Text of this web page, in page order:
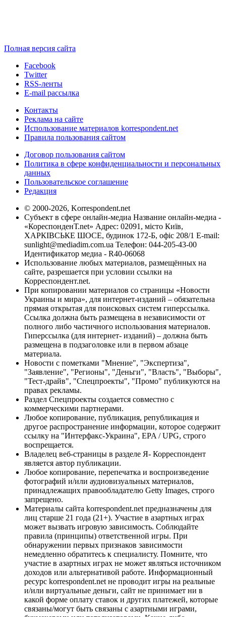
Полная версия сайта
Facebook
Twitter
RSS-ленты
E-mail рассылка
Контакты
Реклама на сайте
Использование материалов korrespondent.net
Правила пользования сайтом
Договор пользования сайтом
Политика в сфере конфиденциальности и персональных
данных
Пользовательское соглашение
Редакция
© 2000-2026, Korrespondent.net
Субъект в сфере онлайн-медиа Название онлайн-медиа -
«КореспонденТ.net» Адрес: 02091, місто Київ,
ХАРКІВСЬКЕ ШОСЕ, будинок 172-Б, офіс 208/1 E-mail:
sunlight@mediadim.com.ua Телефон: 044-205-43-00
Идентификатор медиа - R40-06068
Использование любых материалов, размещённых на
сайте, разрешается при условии ссылки на
Корреспондент.net.
При копировании материалов со страницы «Новости
Украины и мира», для интернет-изданий – обязательна
прямая открытая для поисковых систем гиперссылка.
Ссылка должна быть размещена в независимости от
полного либо частичного использования материалов.
Гиперссылка (для интернет- изданий) – должна быть
размещена в подзаголовке или в первом абзаце
материала.
Новости с пометками "Мнение", "Экспертиза",
"Заявление", "Регионы", "Деньги", "Власть", "Выборы",
"Тест-драйв", "Спецпроекты", "Промо" публикуются на
правах рекламы.
Раздел Спецпроекты создается совместно с
коммерческими партнерами.
Любое копирование, публикация, републикация и
другое распространение информации, которое содержит
ссылку на "Интерфакс-Украина", EPA / UPG, строго
воспрещается.
Владелец веб-страницы в разделе Я- Корреспондент
является автор публикации.
Любое копирование, перепечатка и воспроизведение
фотографий и/или аудиовизуальных материалов,
принадлежащих правообладателю Getty Images, строго
запрещено.
Материалы сайта korrespondent.net предназначены для
лиц старше 21 года (21+). Участие в азартных играх
может вызвать игровую зависимость. Соблюдайте
правила (принципы) ответственной игры. При
обнаружении первых признаков зависимости
немедленно обратитесь к специалисту. Помните, что
участие в азартных играх не может являться источником
доходов или альтернативой работе. Информационный
ресурс korrespondent.net не проводит игры на реальные
и/или виртуальные деньги, сайт не принимает ни в
какой форме оплату ставок и других платежей, которые
связаны/могут быть связаны с азартными играми,